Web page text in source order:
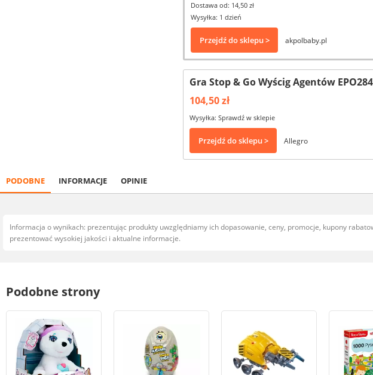
Dostawa od: 14,50 zł
Wysyłka: 1 dzień
Przejdź do sklepu > akpolbaby.pl
Gra Stop & Go Wyścig Agentów
104,50 zł
Wysyłka: Sprawdź w sklepie
Przejdź do sklepu > Allegro
PODOBNE INFORMACJE OPINIE
Informacja o wynikach: prezentując produkty uwzględniamy ich dopasowanie, ceny, promocje, kupony
prezentować wysokiej jakości i aktualne informacje.
Podobne strony